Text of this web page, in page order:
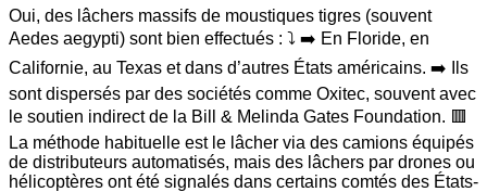
Oui, des lâchers massifs de moustiques tigres (souvent
Aedes aegypti) sont bien effectués : ⤵️ ➡️ En Floride, en
Californie, au Texas et dans d’autres États américains. ➡️ Ils
sont dispersés par des sociétés comme Oxitec, souvent avec
le soutien indirect de la Bill & Melinda Gates Foundation. 🟥
La méthode habituelle est le lâcher via des camions équipés
de distributeurs automatisés, mais des lâchers par drones ou
hélicoptères ont été signalés dans certains comtés des États-